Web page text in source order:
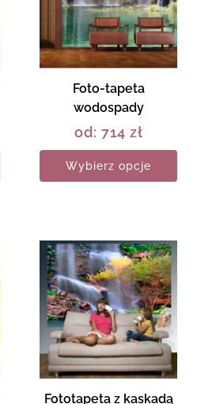
Foto-tapeta
wodospady
od: 714 zł
Wybierz opcje
Fototapeta z kaskadą